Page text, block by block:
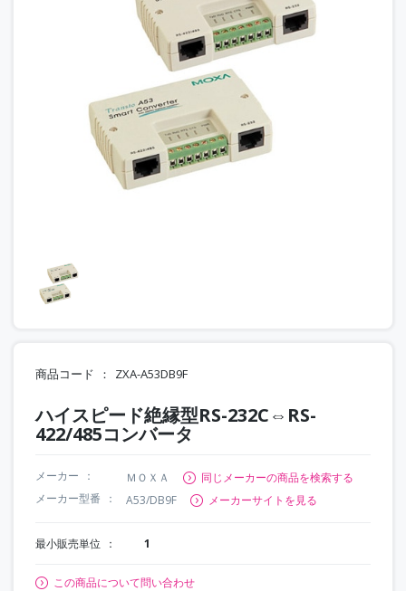
商品コード ZXA-A53DB9F
ハイスピード絶縁型RS-232C⇔RS-
422/485コンバータ
メーカー ＭＯＸＡ
同じメーカーの商品を検索する
メーカー型番
A53/DB9F メーカーサイトを見る
最小販売単位 1
この商品について問い合わせ